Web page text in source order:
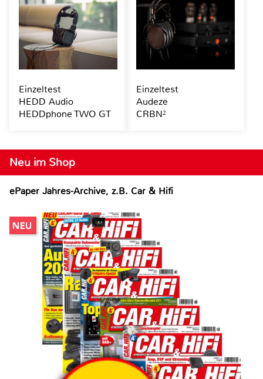
Neu im Shop
ePaper Jahres-Archive, z.B. Car & Hifi
Einzeltest
HEDD Audio
HEDDphone TWO GT
Einzeltest
Audeze
CRBN²